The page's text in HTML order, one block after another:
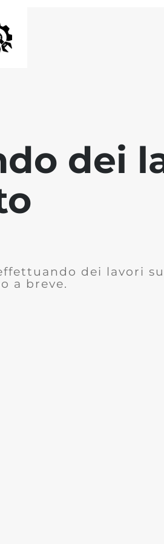
dei
dei lavori
a breve.